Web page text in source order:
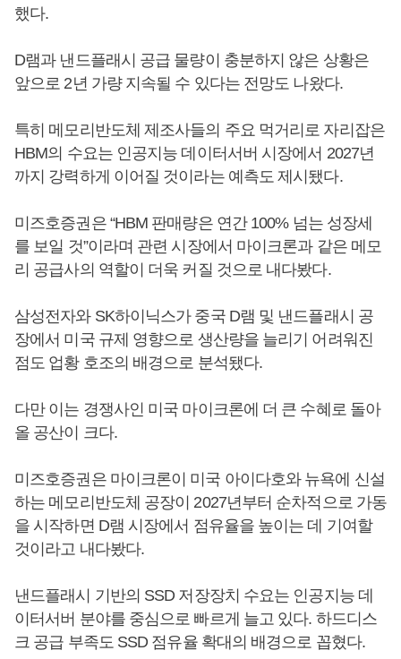
했다.
D램과 낸드플래시 공급 물량이 충분하지 않은 상황은
앞으로 2년 가량 지속될 수 있다는 전망도 나왔다.
특히 메모리반도체 제조사들의 주요 먹거리로 자리잡은
HBM의 수요는 인공지능 데이터서버 시장에서 2027년
까지 강력하게 이어질 것이라는 예측도 제시됐다.
미즈호증권은 “HBM 판매량은 연간 100% 넘는 성장세
를 보일 것”이라며 관련 시장에서 마이크론과 같은 메모
리 공급사의 역할이 더욱 커질 것으로 내다봤다.
삼성전자와 SK하이닉스가 중국 D램 및 낸드플래시 공
장에서 미국 규제 영향으로 생산량을 늘리기 어려워진
점도 업황 호조의 배경으로 분석됐다.
다만 이는 경쟁사인 미국 마이크론에 더 큰 수혜로 돌아
올 공산이 크다.
미즈호증권은 마이크론이 미국 아이다호와 뉴욕에 신설
하는 메모리반도체 공장이 2027년부터 순차적으로 가동
을 시작하면 D램 시장에서 점유율을 높이는 데 기여할
것이라고 내다봤다.
낸드플래시 기반의 SSD 저장장치 수요는 인공지능 데
이터서버 분야를 중심으로 빠르게 늘고 있다. 하드디스
크 공급 부족도 SSD 점유율 확대의 배경으로 꼽혔다.